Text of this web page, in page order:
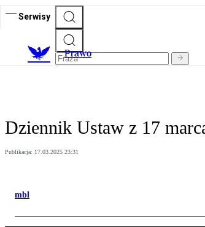
Serwisy
Prawo
Dziennik Ustaw z 17
Publikacja: 17.03.2025 23:31
mbl